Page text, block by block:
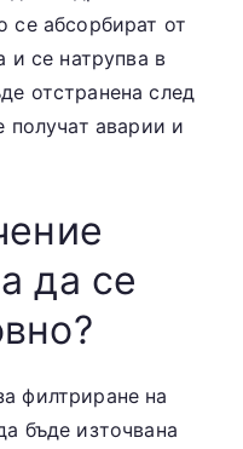
се абсорбират от
и се натрупва в
отстранена след
получат аварии и
да се
филтриране на
бъде източвана